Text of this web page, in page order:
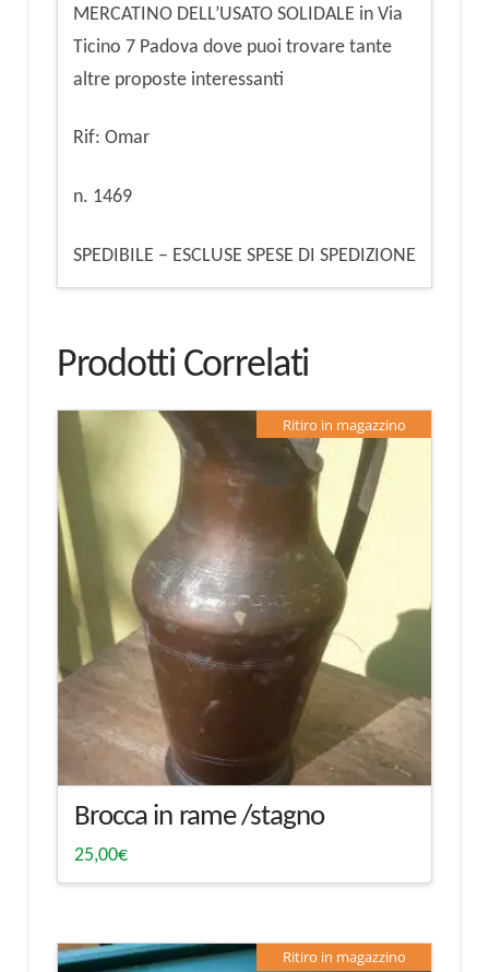
MERCATINO DELL’USATO SOLIDALE in Via
Ticino 7 Padova dove puoi trovare tante
altre proposte interessanti
Rif: Omar
n. 1469
SPEDIBILE – ESCLUSE SPESE DI SPEDIZIONE
Prodotti Correlati
Ritiro in magazzino
Brocca in rame /stagno
25,00€
Ritiro in magazzino